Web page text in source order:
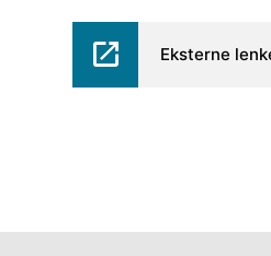
Eksterne